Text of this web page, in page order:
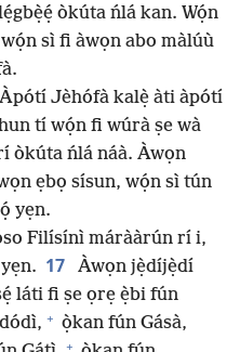
òkúta ńlá kan. Wọ́n
sì fi àwọn abo màlúù
Jèhófà kalẹ̀ àti àpótí
tí wọ́n fi wúrà ṣe wà
òkúta ńlá náà. Àwọn
ẹbọ sísun, wọ́n sì tún
yẹn.
Filísínì márààrún rí i,
17
Àwọn jẹ̀díjẹ̀dí
láti fi ṣe ọrẹ ẹ̀bi fún
+ ọ̀kan fún Gásà,
+